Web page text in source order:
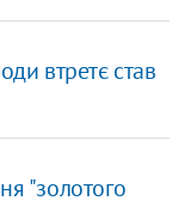
втретє став
"золотого